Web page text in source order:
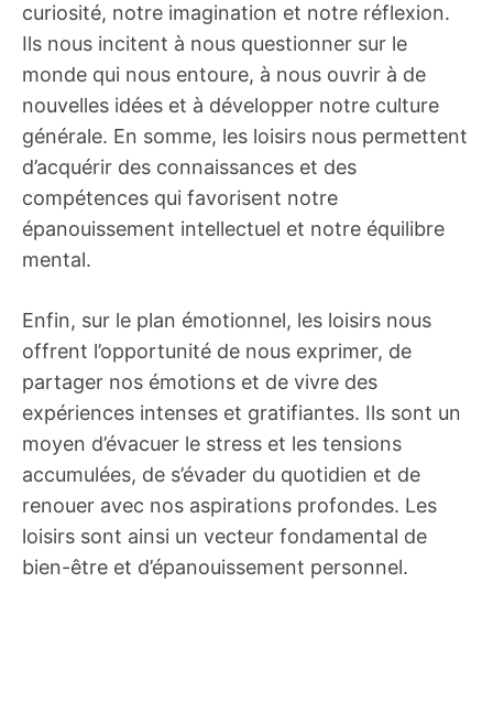
curiosité, notre imagination et notre réflexion.
Ils nous incitent à nous questionner sur le
monde qui nous entoure, à nous ouvrir à de
nouvelles idées et à développer notre culture
générale. En somme, les loisirs nous permettent
d’acquérir des connaissances et des
compétences qui favorisent notre
épanouissement intellectuel et notre équilibre
mental.
Enfin, sur le plan émotionnel, les loisirs nous
offrent l’opportunité de nous exprimer, de
partager nos émotions et de vivre des
expériences intenses et gratifiantes. Ils sont un
moyen d’évacuer le stress et les tensions
accumulées, de s’évader du quotidien et de
renouer avec nos aspirations profondes. Les
loisirs sont ainsi un vecteur fondamental de
bien-être et d’épanouissement personnel.